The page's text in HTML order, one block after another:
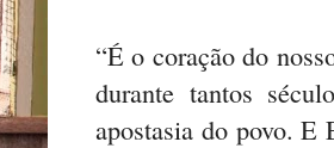
“É o coração do
durante tantos
apostasia do povo. E